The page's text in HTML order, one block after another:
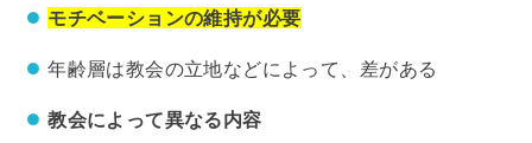
モチベーションの維持が必要
年齢層は教会の立地などによって、差がある
教会によって異なる内容